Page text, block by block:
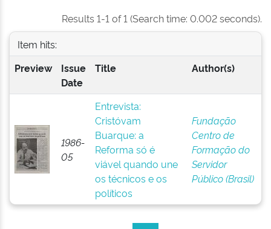
Results 1-1 of 1 (Search time: 0.002 seconds).
Item hits:
Preview
Issue
Date
Title Author(s)
1986-
05
Entrevista:
Cristóvam
Buarque: a
Reforma só é
viável quando une
os técnicos e os
políticos
Fundação
Centro de
Formação do
Servidor
Público (Brasil)